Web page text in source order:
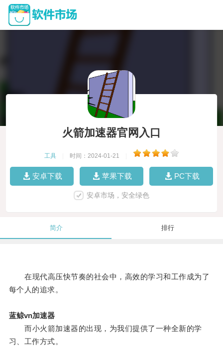
火箭加速器官网入口
工具 时间：2024-01-21
安卓下载 苹果下载 PC下载
安卓市场，安全绿色
简介 排行
在现代高压快节奏的社会中，高效的学习和工作成为了
每个人的追求。
蓝鲸vn加速器
而小火箭加速器的出现，为我们提供了一种全新的学
习、工作方式。